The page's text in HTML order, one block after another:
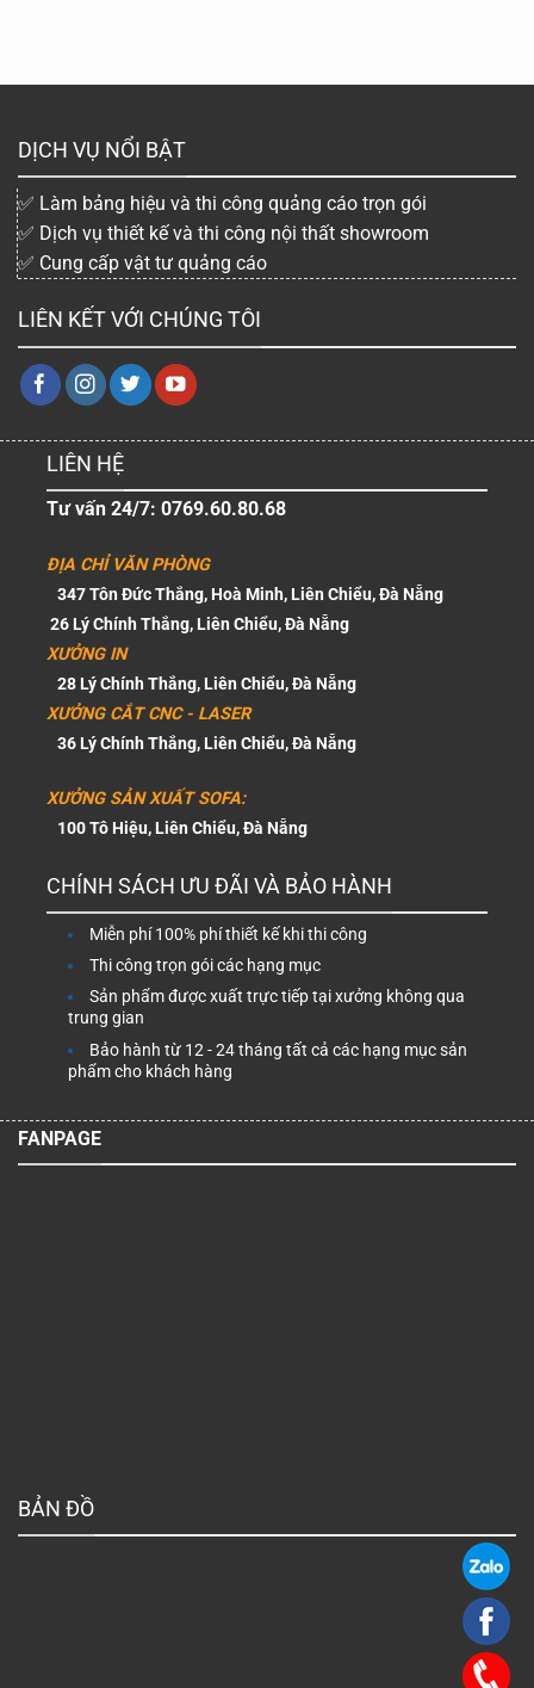
DỊCH VỤ NỔI BẬT
✅ Làm bảng hiệu và thi công quảng cáo trọn gói
✅ Dịch vụ thiết kế và thi công nội thất showroom
✅ Cung cấp vật tư quảng cáo
LIÊN KẾT VỚI CHÚNG TÔI
LIÊN HỆ
Tư vấn 24/7: 0769.60.80.68
ĐỊA CHỈ VĂN PHÒNG
347 Tôn Đức Thắng, Hoà Minh, Liên Chiểu, Đà Nẵng
26 Lý Chính Thắng, Liên Chiểu, Đà Nẵng
XƯỞNG IN
28 Lý Chính Thắng, Liên Chiểu, Đà Nẵng
XƯỞNG CẮT CNC - LASER
36 Lý Chính Thắng, Liên Chiểu, Đà Nẵng
XƯỞNG SẢN XUẤT SOFA:
100 Tô Hiệu, Liên Chiểu, Đà Nẵng
CHÍNH SÁCH ƯU ĐÃI VÀ BẢO HÀNH
Miễn phí 100% phí thiết kế khi thi công
Thi công trọn gói các hạng mục
Sản phẩm được xuất trực tiếp tại xưởng không qua
trung gian
Bảo hành từ 12 - 24 tháng tất cả các hạng mục sản
phẩm cho khách hàng
FANPAGE
BẢN ĐỒ